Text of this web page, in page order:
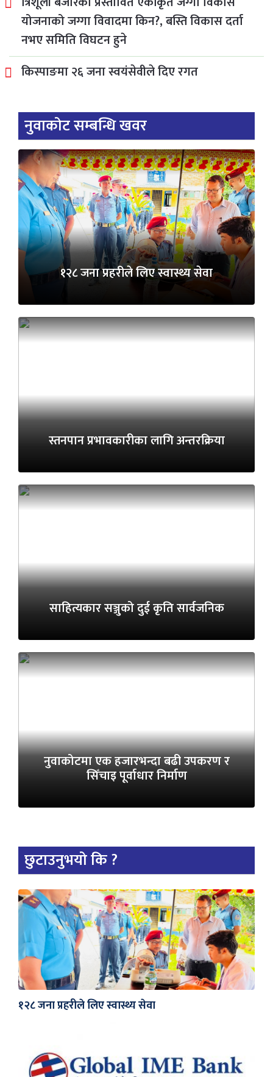
योजनाको जग्गा विवादमा किन?, बस्ति विकास दर्ता
नभए समिति विघटन हुने
किस्पाङमा २६ जना स्वयंसेवीले दिए रगत
नुवाकोट सम्बन्धि खवर
१२८ जना प्रहरीले लिए स्वास्थ्य सेवा
स्तनपान प्रभावकारीका लागि अन्तरक्रिया
साहित्यकार सञ्जुको दुई कृति सार्वजनिक
नुवाकोटमा एक हजारभन्दा बढी उपकरण र
सिँचाइ पूर्वाधार निर्माण
छुटाउनुभयो कि ?
१२८ जना प्रहरीले लिए स्वास्थ्य सेवा